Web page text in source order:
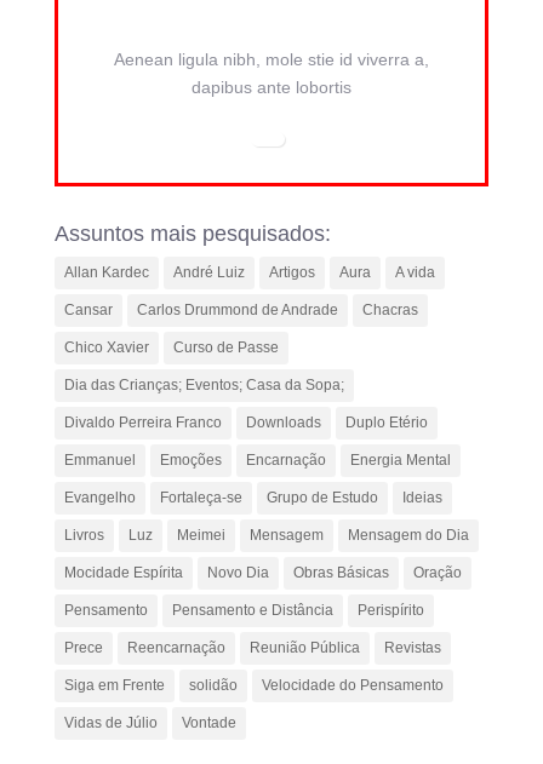
Aenean ligula nibh, mole stie id viverra a,
dapibus ante lobortis
Assuntos mais pesquisados:
Allan Kardec André Luiz Artigos Aura A vida
Cansar Carlos Drummond de Andrade Chacras
Chico Xavier Curso de Passe
Dia das Crianças; Eventos; Casa da Sopa;
Divaldo Perreira Franco Downloads Duplo Etério
Emmanuel Emoções Encarnação Energia Mental
Evangelho Fortaleça-se Grupo de Estudo Ideias
Livros Luz Meimei Mensagem Mensagem do Dia
Mocidade Espírita Novo Dia Obras Básicas Oração
Pensamento Pensamento e Distância Perispírito
Prece Reencarnação Reunião Pública Revistas
Siga em Frente solidão Velocidade do Pensamento
Vidas de Júlio Vontade